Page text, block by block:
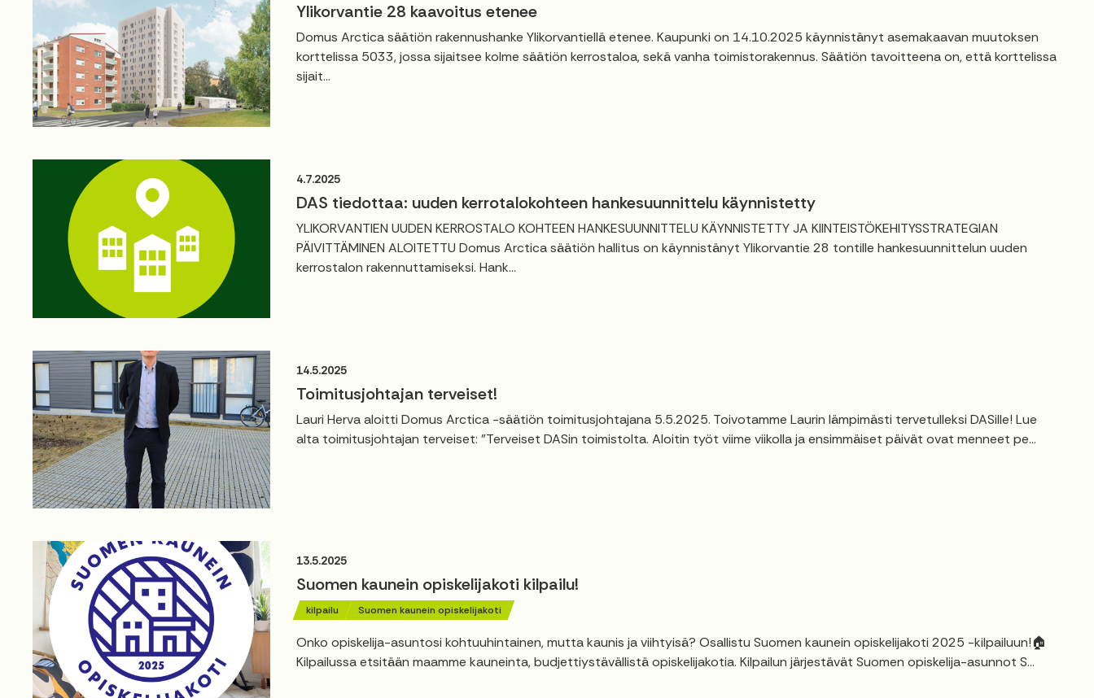
Ylikorvantie 28 kaavoitus etenee
Domus Arctica säätiön rakennushanke Ylikorvantiellä etenee. Kaupunki on 14.10.2025 käynnistänyt asemakaavan muutoksen
korttelissa 5033, jossa sijaitsee kolme säätiön kerrostaloa, sekä vanha toimistorakennus. Säätiön tavoitteena on, että korttelissa
sijait...
4.7.2025
DAS tiedottaa: uuden kerrotalokohteen hankesuunnittelu käynnistetty
YLIKORVANTIEN UUDEN KERROSTALO KOHTEEN HANKESUUNNITTELU KÄYNNISTETTY JA KIINTEISTÖKEHITYSSTRATEGIAN
PÄIVITTÄMINEN ALOITETTU Domus Arctica säätiön hallitus on käynnistänyt Ylikorvantie 28 tontille hankesuunnittelun uuden
kerrostalon rakennuttamiseksi. Hank...
14.5.2025
Toimitusjohtajan terveiset!
Lauri Herva aloitti Domus Arctica -säätiön toimitusjohtajana 5.5.2025. Toivotamme Laurin lämpimästi tervetulleksi DASille! Lue
alta toimitusjohtajan terveiset: "Terveiset DASin toimistolta. Aloitin työt viime viikolla ja ensimmäiset päivät ovat menneet pe...
13.5.2025
Suomen kaunein opiskelijakoti kilpailu!
kilpailu Suomen kaunein opiskelijakoti
Onko opiskelija-asuntosi kohtuuhintainen, mutta kaunis ja viihtyisä? Osallistu Suomen kaunein opiskelijakoti 2025 -kilpailuun!🏠
Kilpailussa etsitään maamme kauneinta, budjettiystävällistä opiskelijakotia. Kilpailun järjestävät Suomen opiskelija-asunnot S...